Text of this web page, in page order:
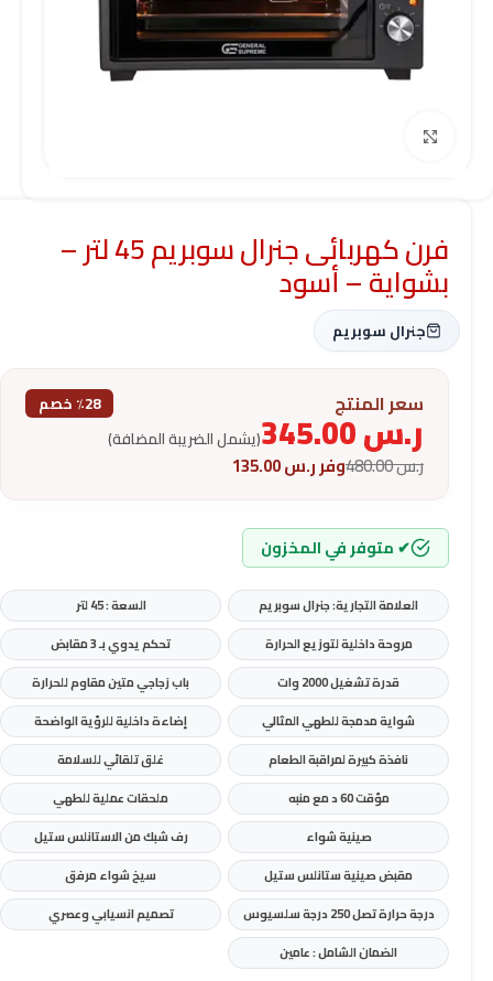
فرن كهربائى جنرال سوبريم 45 لتر –
بشواية – أسود
جنرال سوبريم
سعر المنتج ٪28 خصم
ر.س (يشمل الضريبة المضافة)
ر.س480.00 وفرر.س
✔ متوفر في المخزون
العلامة التجارية: جنرال سوبريم
السعة : 45 لتر
مروحة داخلية لتوزيع الحرارة
تحكم يدوي بـ 3 مقابض
قدرة تشغيل 2000 وات
باب زجاجي متين مقاوم للحرارة
شواية مدمجة للطهي المثالي
إضاءة داخلية للرؤية الواضحة
نافذة كبيرة لمراقبة الطعام
غلق تلقائي للسلامة
مؤقت 60 د مع منبه
ملحقات عملية للطهي
صينية شواء
رف شبك من الاستانلس ستيل
مقبض صينية ستانلس ستيل
سيخ شواء مرفق
درجة حرارة تصل 250 درجة سلسيوس
تصميم انسيابي وعصري
الضمان الشامل : عامين